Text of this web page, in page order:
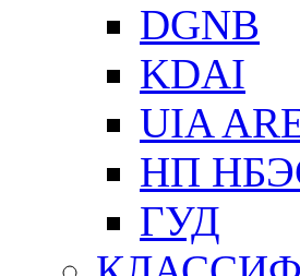
DGNB
KDAI
UIA
НП
ГУД